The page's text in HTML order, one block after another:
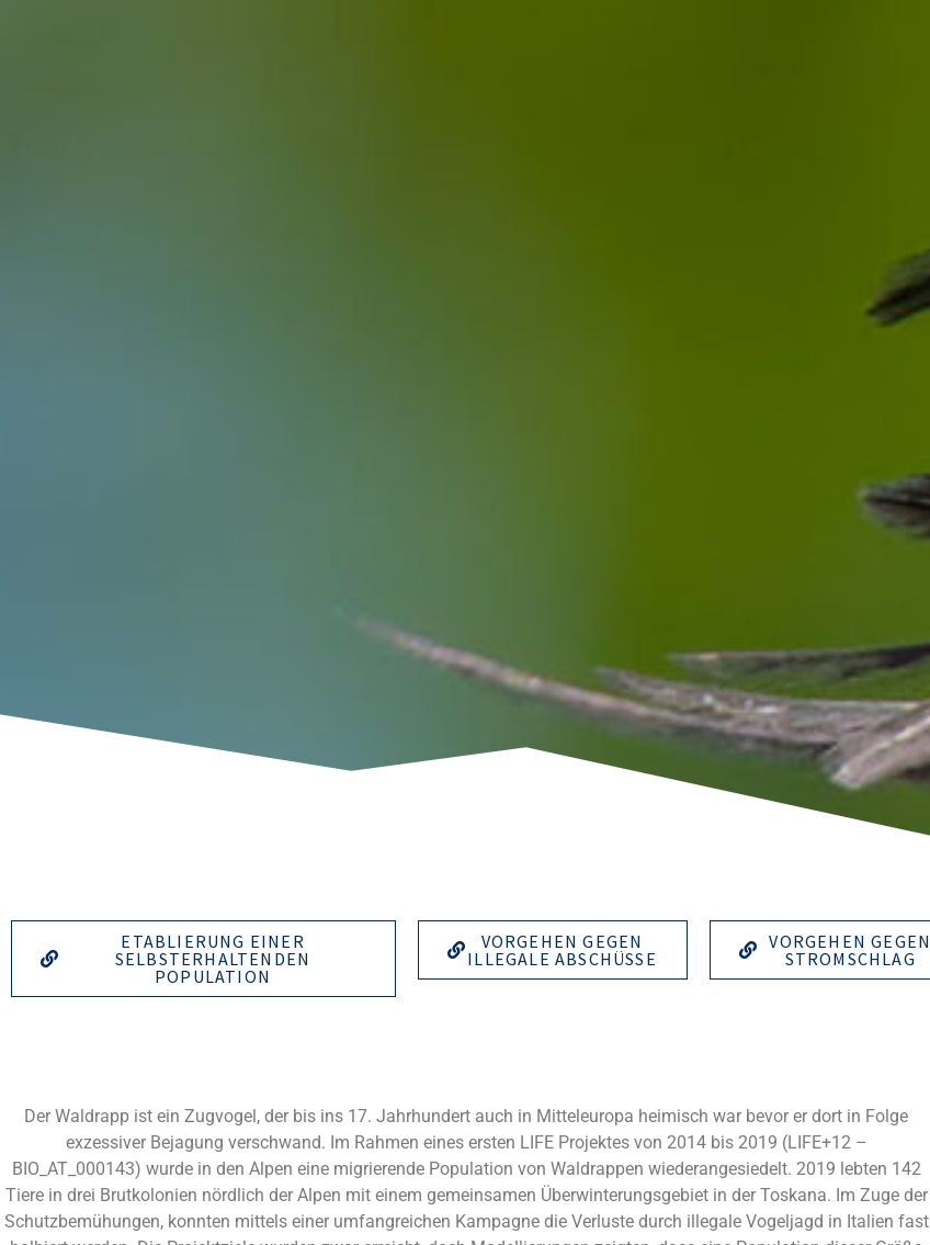
ETABLIERUNG EINER
SELBSTERHALTENDEN
POPULATION
VORGEHEN GEGEN
ILLEGALE ABSCHÜSSE
VORGEHEN GEGEN
STROMSCHLAG
Der Waldrapp ist ein Zugvogel, der bis ins 17. Jahrhundert auch in Mitteleuropa heimisch war bevor er dort in Folge
exzessiver Bejagung verschwand. Im Rahmen eines ersten LIFE Projektes von 2014 bis 2019 (LIFE+12 –
BIO_AT_000143) wurde in den Alpen eine migrierende Population von Waldrappen wiederangesiedelt. 2019 lebten 142
Tiere in drei Brutkolonien nördlich der Alpen mit einem gemeinsamen Überwinterungsgebiet in der Toskana. Im Zuge der
Schutzbemühungen, konnten mittels einer umfangreichen Kampagne die Verluste durch illegale Vogeljagd in Italien fast